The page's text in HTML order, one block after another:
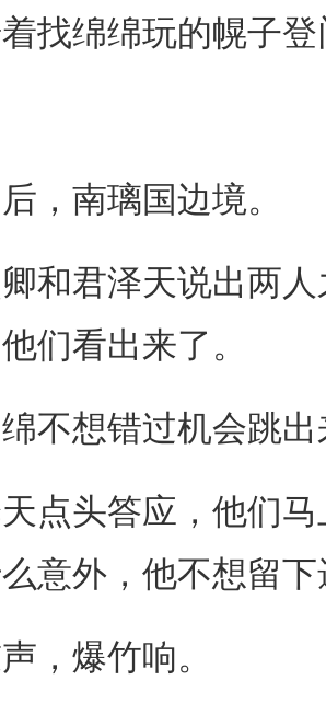
找绵绵玩的幌子登
南璃国边境。
君泽天说出两人
们看出来了。
想错过机会跳出
头答应，他们马
意外，他不想留
爆竹响。